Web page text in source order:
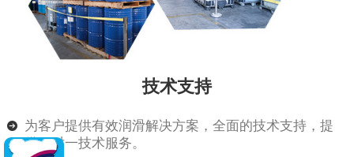
技术支持
为客户提供有效润滑解决方案，全面的技术支持，提
供一对一技术服务。